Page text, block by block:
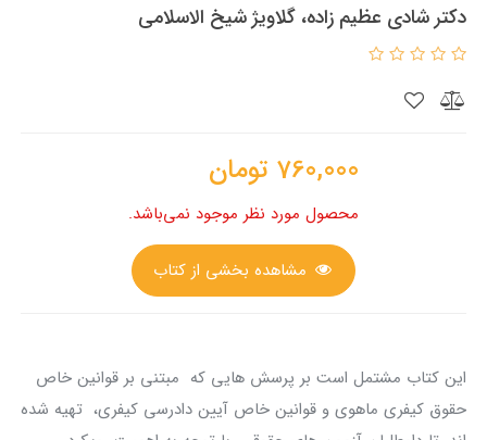
دکتر شادی عظیم زاده، گلاویژ شیخ الاسلامی
760,000 تومان
محصول مورد نظر موجود نمی‌باشد.
مشاهده بخشی از کتاب
این کتاب مشتمل است بر پرسش هایی که مبتنی بر قوانین خاص
حقوق کیفری ماهوی و قوانین خاص آیین دادرسی کیفری، تهیه شده